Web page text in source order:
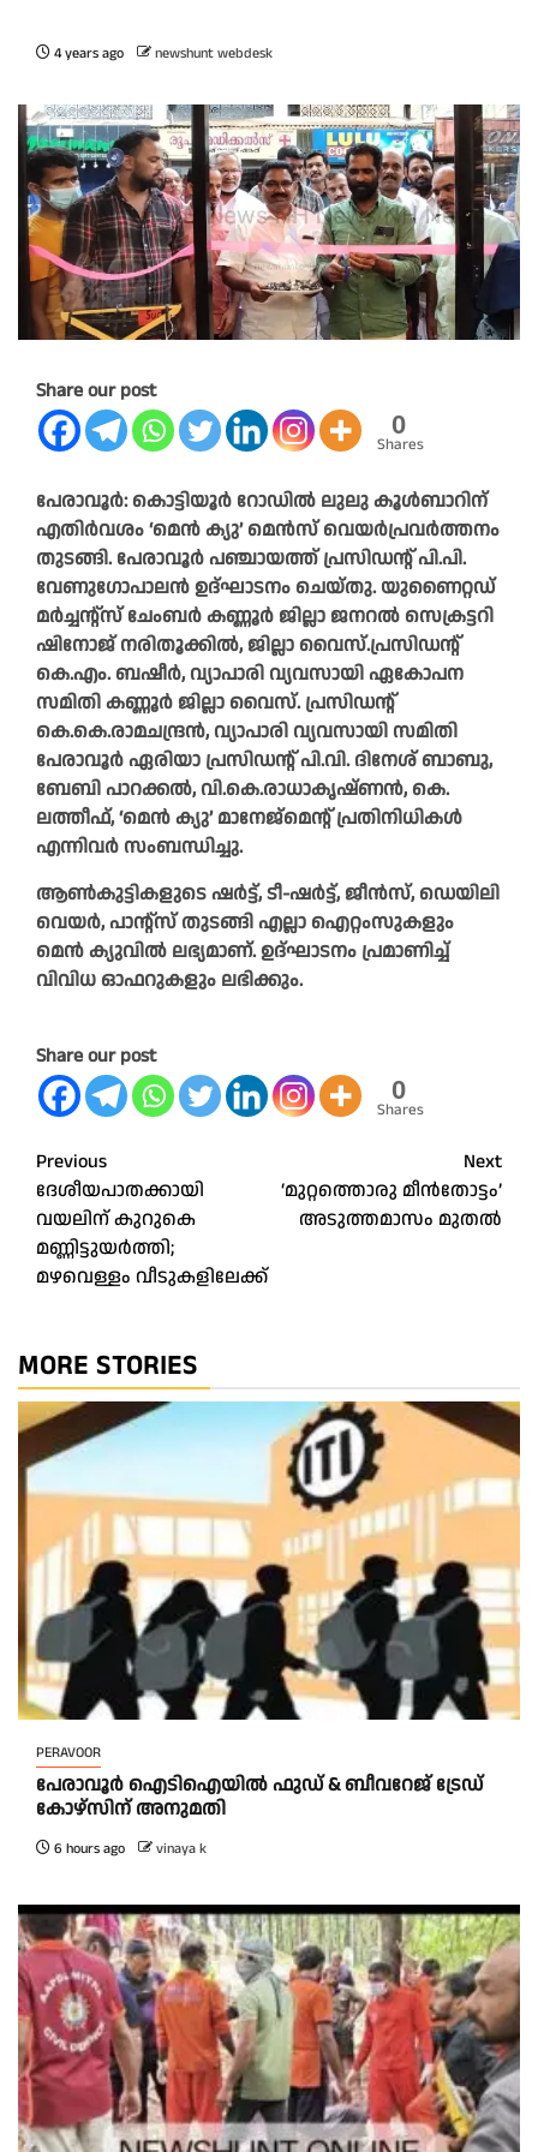
4 years ago newshunt webdesk
Share our post
0
Shares
പേരാവൂർ: കൊട്ടിയൂർ റോഡിൽ ലുലു കൂൾബാറിന്
എതിർവശം ‘മെൻ ക്യു’ മെൻസ് വെയർപ്രവർത്തനം
തുടങ്ങി. പേരാവൂർ പഞ്ചായത്ത് പ്രസിഡന്റ് പി.പി.
വേണുഗോപാലൻ ഉദ്ഘാടനം ചെയ്തു. യുണൈറ്റഡ്
മർച്ചന്റ്‌സ് ചേംബർ കണ്ണൂർ ജില്ലാ ജനറൽ സെക്രട്ടറി
ഷിനോജ് നരിതൂക്കിൽ, ജില്ലാ വൈസ്.പ്രസിഡന്റ്
കെ.എം. ബഷീർ, വ്യാപാരി വ്യവസായി ഏകോപന
സമിതി കണ്ണൂർ ജില്ലാ വൈസ്. പ്രസിഡന്റ്
കെ.കെ.രാമചന്ദ്രൻ, വ്യാപാരി വ്യവസായി സമിതി
പേരാവൂർ ഏരിയാ പ്രസിഡന്റ് പി.വി. ദിനേശ് ബാബു,
ബേബി പാറക്കൽ, വി.കെ.രാധാകൃഷ്ണൻ, കെ.
ലത്തീഫ്, ‘മെൻ ക്യു’ മാനേജ്‌മെന്റ് പ്രതിനിധികൾ
എന്നിവർ സംബന്ധിച്ചു.
ആൺകുട്ടികളുടെ ഷർട്ട്, ടീ-ഷർട്ട്, ജീൻസ്, ഡെയിലി
വെയർ, പാന്റ്‌സ് തുടങ്ങി എല്ലാ ഐറ്റംസുകളും
മെൻ ക്യുവിൽ ലഭ്യമാണ്. ഉദ്ഘാടനം പ്രമാണിച്ച്
വിവിധ ഓഫറുകളും ലഭിക്കും.
Share our post
0
Shares
Post
navigation
Previous
ദേശീയപാതക്കായി
വയലിന് കുറുകെ
മണ്ണിട്ടുയർത്തി;
മഴവെള്ളം വീടുകളിലേക്ക്
Next
‘മുറ്റത്തൊരു മീൻതോട്ടം’
അടുത്തമാസം മുതൽ
MORE STORIES
PERAVOOR
പേരാവൂർ ഐടിഐയിൽ ഫുഡ് & ബീവറേജ് ട്രേഡ്
കോഴ്സിന് അനുമതി
6 hours ago vinaya k